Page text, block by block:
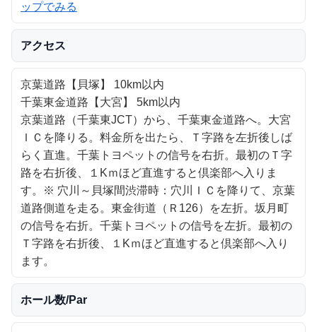
ップでみる
アクセス
京葉道路【貝塚】 10km以内
千葉東金道路【大宮】 5km以内
京葉道路（千葉東JCT）から、千葉東金道路へ。 大宮
ＩＣを降りる。 料金所を出たら、Ｔ字路を左折後しば
らく直進。 千葉トヨペットの信号を右折。 最初のＴ字
路を右折後、１Kｍほど直進すると倶楽部へ入りま
す。
※ 穴川～貝塚間渋滞時：穴川ＩＣを降りて、京葉
道路側道を走る。東金街道（Ｒ126）を左折。坂月町
の信号を右折。千葉トヨペットの信号を左折。最初の
Ｔ字路を右折後、１Kｍほど直進すると倶楽部へ入り
ます。
ホール数/Par